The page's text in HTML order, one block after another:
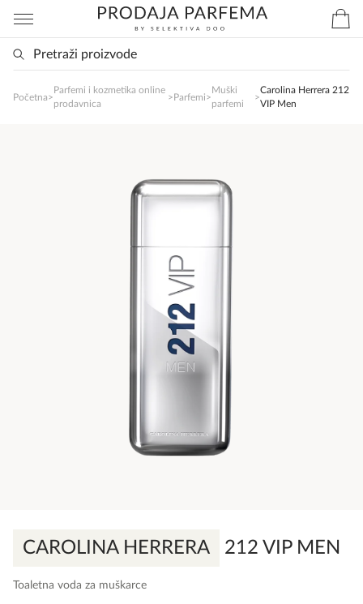
Početna>
Parfemi i kozmetika online
prodavnica
>Parfemi>
Muški
parfemi
>
Carolina Herrera 212
VIP Men
CAROLINA HERRERA 212 VIP MEN
Toaletna voda za muškarce
SlađanAi Asistent
poručite svoj omiljeni parfem danas ali i za
sva ostala pitanja?